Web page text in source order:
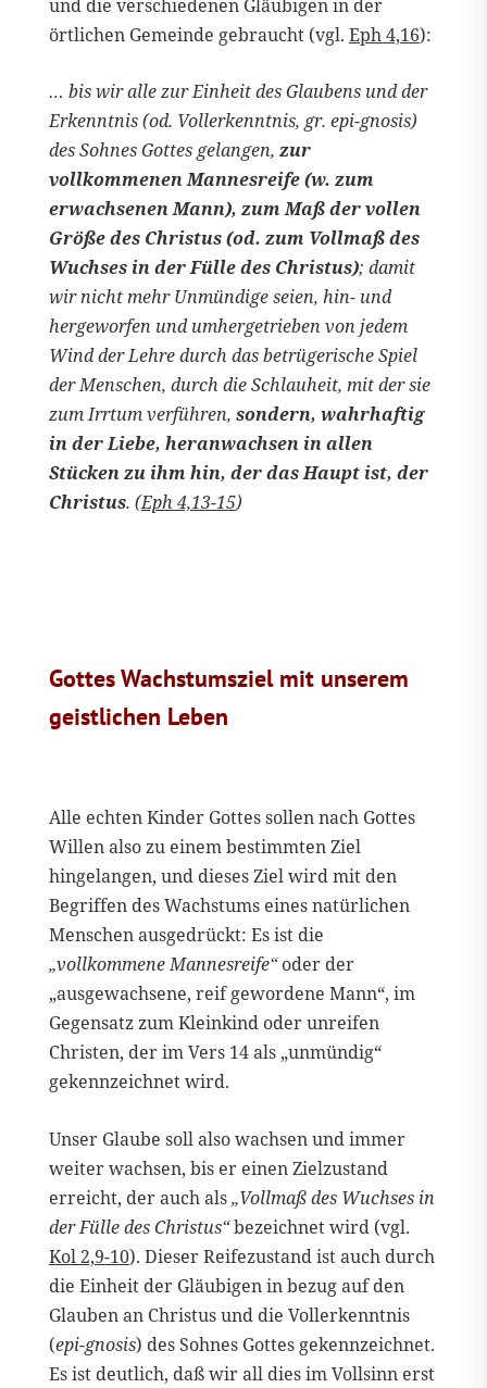
und die verschiedenen Gläubigen in der
örtlichen Gemeinde gebraucht (vgl. Eph 4,16):
… bis wir alle zur Einheit des Glaubens und der
Erkenntnis (od. Vollerkenntnis, gr. epi-gnosis)
des Sohnes Gottes gelangen, zur
vollkommenen Mannesreife (w. zum
erwachsenen Mann), zum Maß der vollen
Größe des Christus (od. zum Vollmaß des
Wuchses in der Fülle des Christus); damit
wir nicht mehr Unmündige seien, hin- und
hergeworfen und umhergetrieben von jedem
Wind der Lehre durch das betrügerische Spiel
der Menschen, durch die Schlauheit, mit der sie
zum Irrtum verführen, sondern, wahrhaftig
in der Liebe, heranwachsen in allen
Stücken zu ihm hin, der das Haupt ist, der
Christus. (Eph 4,13-15)
Gottes Wachstumsziel mit unserem
geistlichen Leben
Alle echten Kinder Gottes sollen nach Gottes
Willen also zu einem bestimmten Ziel
hingelangen, und dieses Ziel wird mit den
Begriffen des Wachstums eines natürlichen
Menschen ausgedrückt: Es ist die
„vollkommene Mannesreife“oder der
„ausgewachsene, reif gewordene Mann“, im
Gegensatz zum Kleinkind oder unreifen
Christen, der im Vers 14 als „unmündig“
gekennzeichnet wird.
Unser Glaube soll also wachsen und immer
weiter wachsen, bis er einen Zielzustand
erreicht, der auch als„Vollmaß des Wuchses in
der Fülle des Christus“bezeichnet wird (vgl.
Kol 2,9-10). Dieser Reifezustand ist auch durch
die Einheit der Gläubigen in bezug auf den
Glauben an Christus und die Vollerkenntnis
(epi-gnosis) des Sohnes Gottes gekennzeichnet.
Es ist deutlich, daß wir all dies im Vollsinn erst